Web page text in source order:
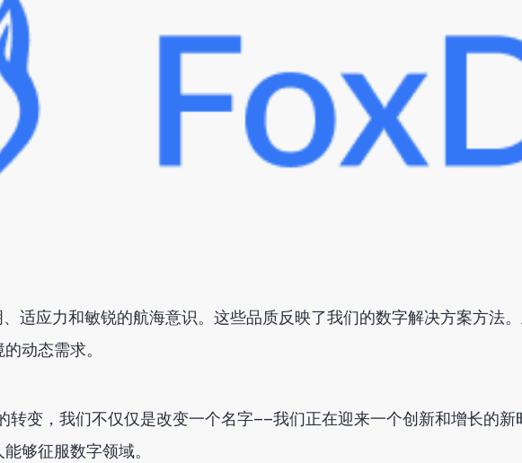
适应力和敏锐的航海意识。这些品质反映了我们的数字解决方案方法
动态需求。
转变 ，我们不仅仅是改变一个名字——我们正在迎来一个创新和增长的
够征服数字领域。